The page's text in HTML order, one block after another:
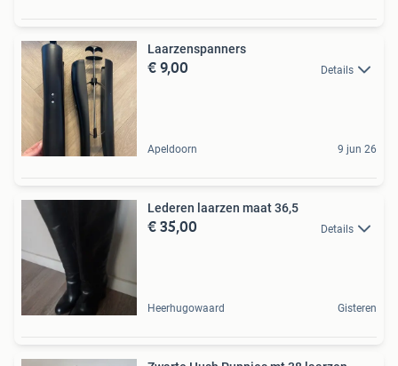
Laarzenspanners
€ 9,00 Details
Apeldoorn 9 jun 26
Lederen laarzen maat 36,5
€ 35,00 Details
Heerhugowaard Gisteren